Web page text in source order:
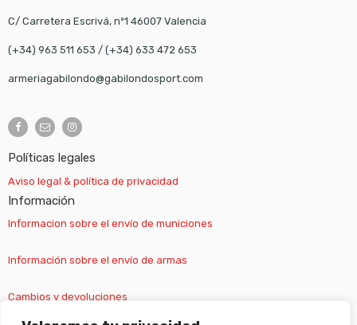
C/ Carretera Escrivá, nº1 46007 Valencia
(+34) 963 511 653 / (+34) 633 472 653
armeriagabilondo@gabilondosport.com
Políticas legales
Aviso legal & política de privacidad
Información
Informacion sobre el envío de municiones
Información sobre el envío de armas
Cambios y devoluciones